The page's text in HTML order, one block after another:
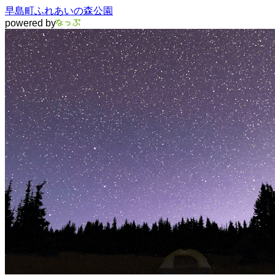
早島町ふれあいの森公園
powered by